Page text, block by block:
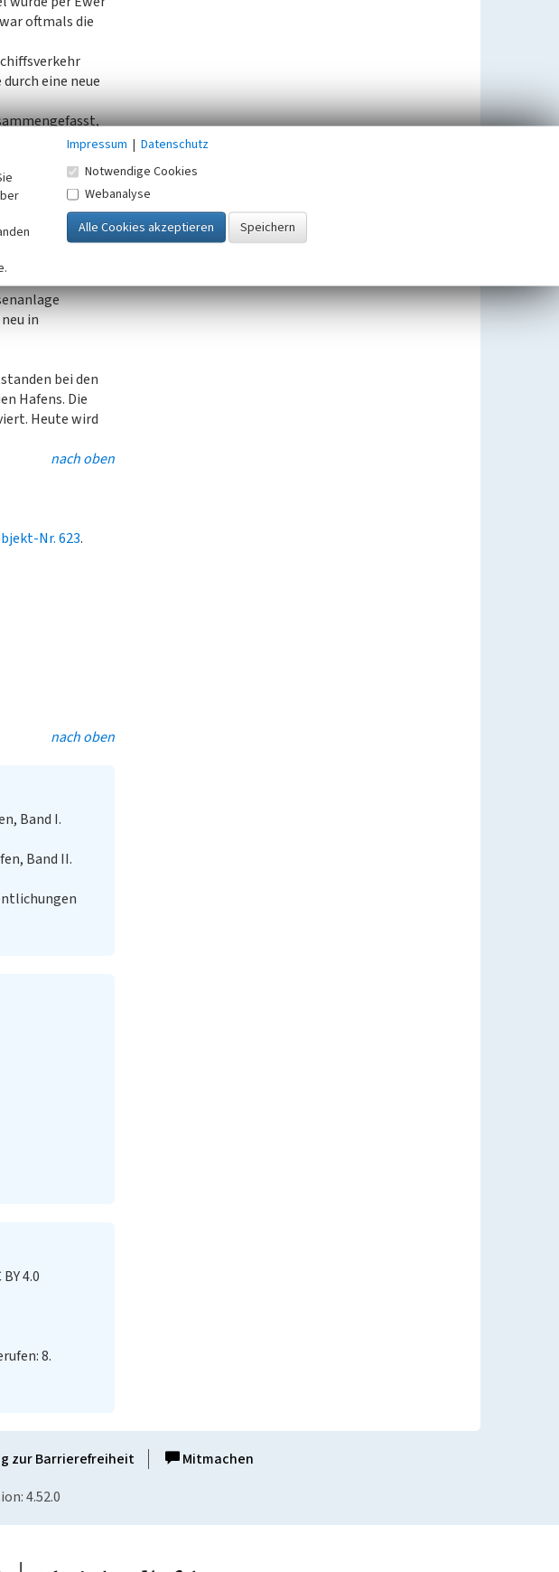
oftmals die
eine neue
die
Boote mit
Schleuse
in
bei den
Hafens. Die
Heute wird
nach oben
Nr. 623.
nach oben
Band I.
Band II.
4.0
8.
zur Barrierefreiheit
Mitmachen
4.52.0
Impressum | Datenschutz
Notwendige Cookies
Webanalyse